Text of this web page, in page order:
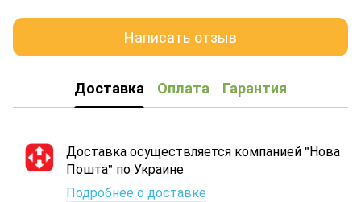
Написать отзыв
Доставка Оплата Гарантия
Доставка осуществляется компанией "Нова
Пошта" по Украине
Подробнее о доставке